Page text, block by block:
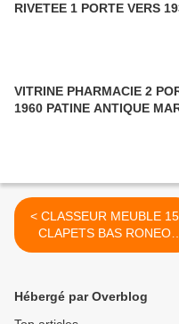
RIVETEE 1 PORTE VERS
VITRINE PHARMACIE 2
1960 PATINE ANTIQUE
< CLASSEUR MEUBLE 15
CLAPETS BAS RONEO
1950 PATINE ANTIQUE
Hébergé par Overblog